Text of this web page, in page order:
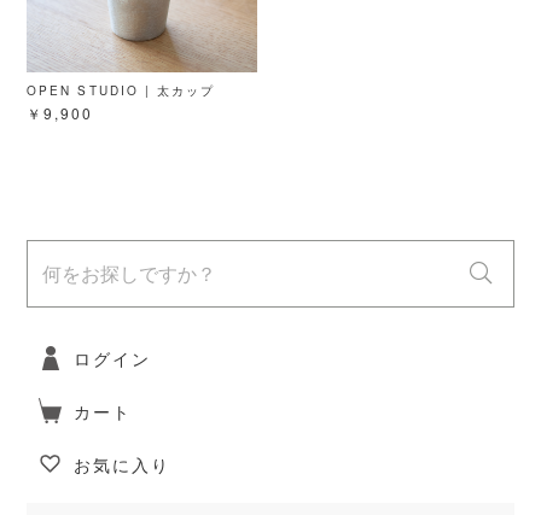
ログイン
カート
お気に入り
OPEN STUDIO | 太カップ
￥9,900